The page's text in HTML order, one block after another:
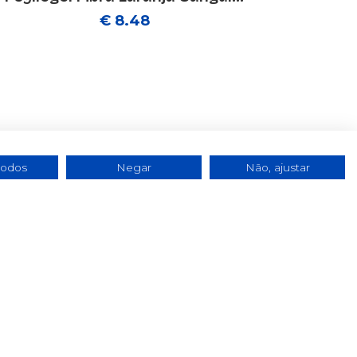
€ 8.48
Negar Não, ajustar